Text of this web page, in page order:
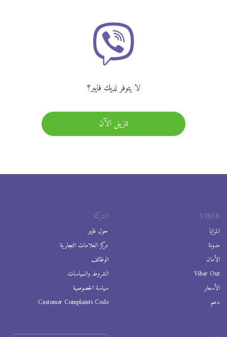
لا يتوفر لديك فايبر؟
تنزيل الآن
VIBER
المزايا
مدونة
الأمان
Viber Out
الأسعار
دعم
الشركة
حول فايبر
مركز العلامات التجارية
الوظائف
الشروط والسياسات
سياسة الخصوصية
Customer Complaints Code